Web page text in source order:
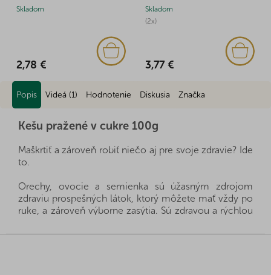
Skladom
2,78 €
(2x)
Skladom
3,77 €
Popis Videá (1) Hodnotenie Diskusia Značka
Kešu pražené v cukre 100g
Maškrtiť a zároveň robiť niečo aj pre svoje zdravie? Ide
to.
Orechy, ovocie a semienka sú úžasným zdrojom
zdraviu prospešných látok, ktorý môžete mať vždy po
ruke, a zároveň výborne zasýtia. Sú zdravou a rýchlou
vašu rodinu ten pravý. Všetky produkty dovážame